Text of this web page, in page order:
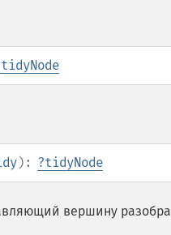
tidyNode
): ?tidyNode
вершину